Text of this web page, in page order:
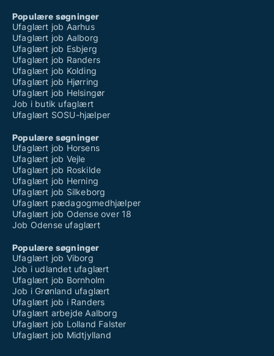
Populære søgninger
Ufaglært job Aarhus
Ufaglært job Aalborg
Ufaglært job Esbjerg
Ufaglært job Randers
Ufaglært job Kolding
Ufaglært job Hjørring
Ufaglært job Helsingør
Job i butik ufaglært
Ufaglært SOSU-hjælper
Populære søgninger
Ufaglært job Horsens
Ufaglært job Vejle
Ufaglært job Roskilde
Ufaglært job Herning
Ufaglært job Silkeborg
Ufaglært pædagogmedhjælper
Ufaglært job Odense over 18
Job Odense ufaglært
Populære søgninger
Ufaglært job Viborg
Job i udlandet ufaglært
Ufaglært job Bornholm
Job i Grønland ufaglært
Ufaglært job i Randers
Ufaglært arbejde Aalborg
Ufaglært job Lolland Falster
Ufaglært job Midtjylland